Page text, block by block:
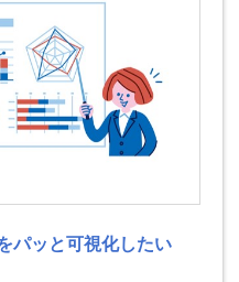
パッと可視化したい